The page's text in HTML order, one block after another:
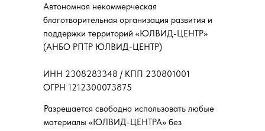
Разрешается свободно использовать любые
материалы «ЮЛВИД-ЦЕНТРА» без
Автономная некоммерческая
благотворительная организация развития и
поддержки территорий «ЮЛВИД-ЦЕНТР»
(АНБО РПТР ЮЛВИД-ЦЕНТР)
ИНН 2308283348 / КПП 230801001
ОГРН 1212300073875